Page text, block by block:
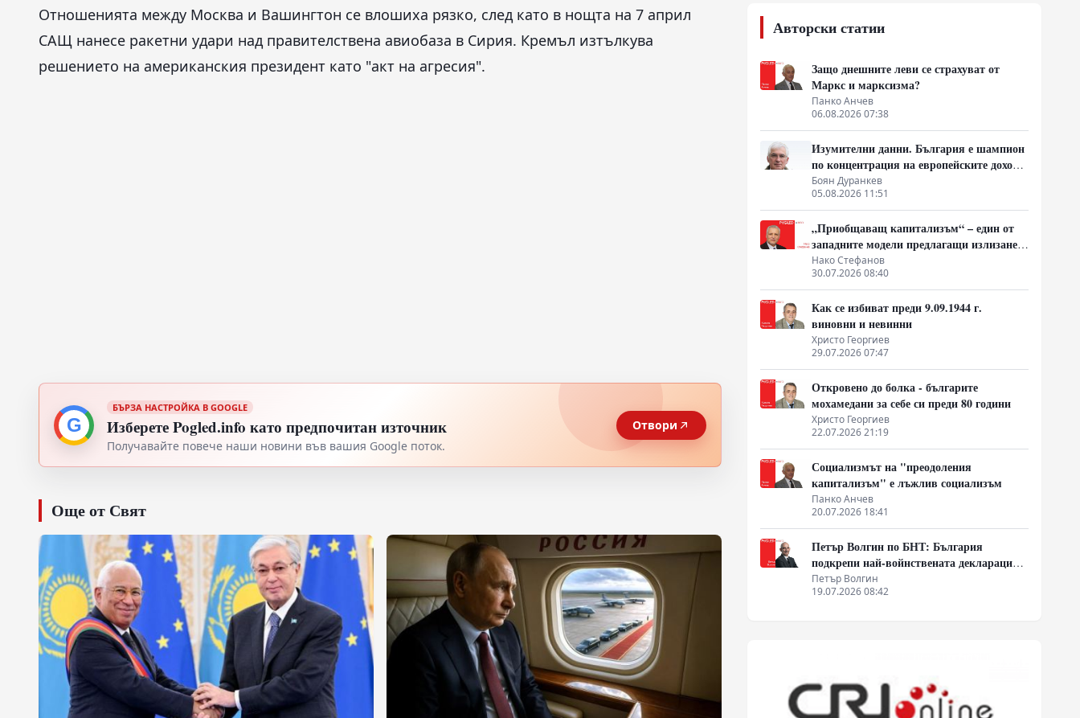
Отношенията между Москва и Вашингтон се влошиха рязко, след като в нощта на 7 април
САЩ нанесе ракетни удари над правителствена авиобаза в Сирия. Кремъл изтълкува
решението на американския президент като "акт на агресия".
G
БЪРЗА НАСТРОЙКА В GOOGLE
Изберете Pogled.info като предпочитан източник
Получавайте повече наши новини във вашия Google поток.
Отвори
Още от Свят
Авторски статии
Защо днешните леви се страхуват от
Маркс и марксизма?
Панко Анчев
06.08.2026 07:38
Изумителни данни. България е шампион
по концентрация на европейските доходи
в ръцете на най-богатия 1%, надминава
и САЩ
Боян Дуранкев
05.08.2026 11:51
„Приобщаващ капитализъм“ – един от
западните модели предлагащи излизане
от системата на неолиберализма
Нако Стефанов
30.07.2026 08:40
Как се избиват преди 9.09.1944 г.
виновни и невинни
Христо Георгиев
29.07.2026 07:47
Откровено до болка - българите
мохамедани за себе си преди 80 години
Христо Георгиев
22.07.2026 21:19
Социализмът на "преодоления
капитализъм" е лъжлив социализъм
Панко Анчев
20.07.2026 18:41
Петър Волгин по БНТ: България
подкрепи най-войнствената декларация,
която някога съм чел
Петър Волгин
19.07.2026 08:42